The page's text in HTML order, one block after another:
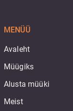
MENÜÜ
Avaleht
Müügiks
Alusta müüki
Meist